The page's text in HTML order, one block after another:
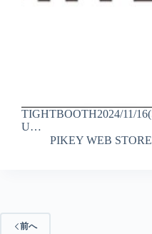
TIGHTBOOTH2024/11/
U…
PIKEY WEB STORE
前へ